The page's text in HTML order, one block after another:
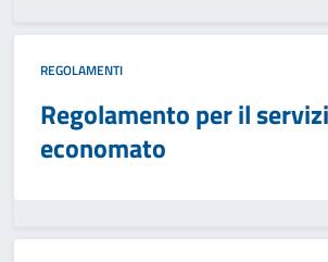
REGOLAMENTI
Regolamento per il
economato